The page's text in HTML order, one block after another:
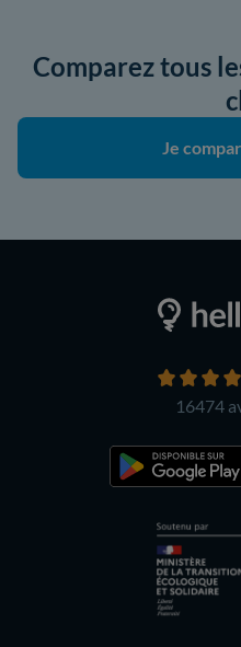
Comparez tous
Je
16474